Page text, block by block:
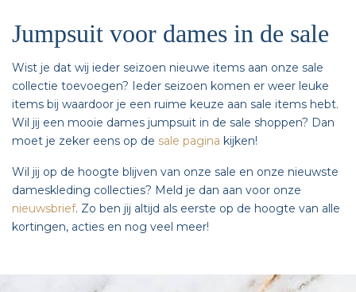
Jumpsuit voor dames in de sale
Wist je dat wij ieder seizoen nieuwe items aan onze sale
collectie toevoegen? Ieder seizoen komen er weer leuke
items bij waardoor je een ruime keuze aan sale items hebt.
Wil jij een mooie dames jumpsuit in de sale shoppen? Dan
moet je zeker eens op de sale pagina kijken!
Wil jij op de hoogte blijven van onze sale en onze nieuwste
dameskleding collecties? Meld je dan aan voor onze
nieuwsbrief. Zo ben jij altijd als eerste op de hoogte van alle
kortingen, acties en nog veel meer!